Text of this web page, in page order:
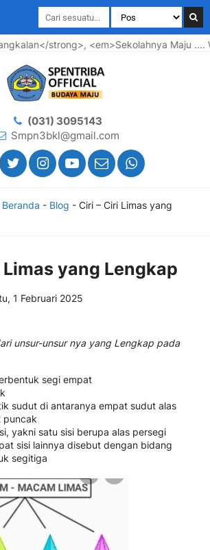
strong>, <em>Sekolahnya Maju ....
(031) 3095143
Smpn3bkl@gmail.com
Beranda - Blog - Ciri – Ciri Limas yang
yang Lengkap
1 Februari 2025
unsur-unsur nya yang Lengkap pada
segi empat
sudut di antaranya empat sudut alas
puncak
yakni satu sisi berupa alas persegi
sisi lainnya disebut dengan bidang
segitiga